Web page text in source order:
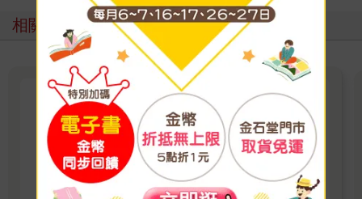
相關主題
尖端出版45週年特企：8月漫畫
名家推薦（高橋留美子）電子書
展
2026/8/1 ~ 2026/8/31 單書75折